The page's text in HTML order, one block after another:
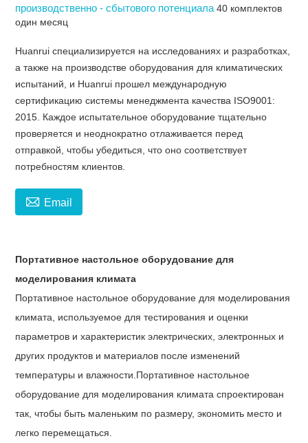
производственно - сбытового потенциала40 комплектов
один месяц
Huanrui специализируется на исследованиях и разработках,
а также на производстве оборудования для климатических
испытаний, и Huanrui прошел международную
сертификацию системы менеджмента качества ISO9001:
2015. Каждое испытательное оборудование тщательно
проверяется и неоднократно отлаживается перед
отправкой, чтобы убедиться, что оно соответствует
потребностям клиентов.
 Email
Портативное настольное оборудование для
моделирования климата
Портативное настольное оборудование для моделирования
климата, используемое для тестирования и оценки
параметров и характеристик электрических, электронных и
других продуктов и материалов после изменений
температуры и влажности. Портативное настольное
оборудование для моделирования климата спроектирован
так, чтобы быть маленьким по размеру, экономить место и
легко перемещаться.